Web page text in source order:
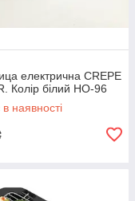
електрична CREPE
Колір білий HO-96
наявності